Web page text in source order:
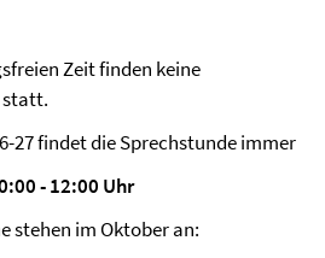
Zeit finden keine
statt.
27 findet die Sprechstunde immer
- 12:00 Uhr
stehen im Oktober an: